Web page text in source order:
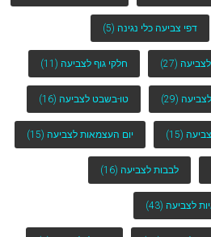
דפי צביעה כלי נגינה (5)
(27) חלקי גוף לצביעה (11)
(29) טו-בשבט לצביעה (16)
(15) יום העצמאות לצביעה (15)
לבבות לצביעה (16)
לצביעה (43)